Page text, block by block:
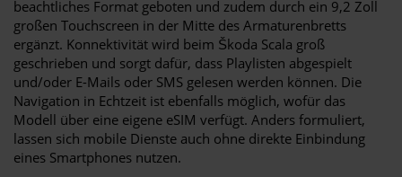
beachtliches Format geboten und zudem durch ein 9,2 Zoll
großen Touchscreen in der Mitte des Armaturenbretts
ergänzt. Konnektivität wird beim Škoda Scala groß
geschrieben und sorgt dafür, dass Playlisten abgespielt
und/oder E-Mails oder SMS gelesen werden können. Die
Navigation in Echtzeit ist ebenfalls möglich, wofür das
Modell über eine eigene eSIM verfügt. Anders formuliert,
lassen sich mobile Dienste auch ohne direkte Einbindung
eines Smartphones nutzen.